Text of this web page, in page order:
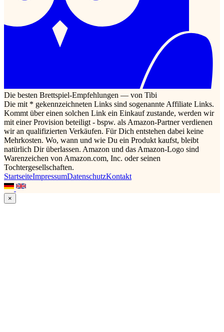
Die besten Brettspiel-Empfehlungen — von Tibi
Die mit * gekennzeichneten Links sind sogenannte Affiliate Links.
Kommt über einen solchen Link ein Einkauf zustande, werden wir
mit einer Provision beteiligt - bspw. als Amazon-Partner verdienen
wir an qualifizierten Verkäufen. Für Dich entstehen dabei keine
Mehrkosten. Wo, wann und wie Du ein Produkt kaufst, bleibt
natürlich Dir überlassen. Amazon und das Amazon-Logo sind
Warenzeichen von Amazon.com, Inc. oder seinen
Tochtergesellschaften.
StartseiteImpressumDatenschutzKontakt
×